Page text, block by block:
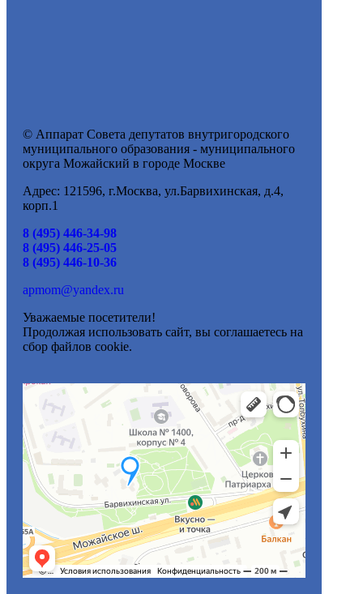
© Аппарат Совета депутатов внутригородского
муниципального образования - муниципального
округа Можайский в городе Москве
Адрес: 121596, г.Москва, ул.Барвихинская, д.4,
корп.1
8 (495) 446-34-98
8 (495) 446-25-05
8 (495) 446-10-36
apmom@yandex.ru
Уважаемые посетители!
Продолжая использовать сайт, вы соглашаетесь на
сбор файлов cookie.